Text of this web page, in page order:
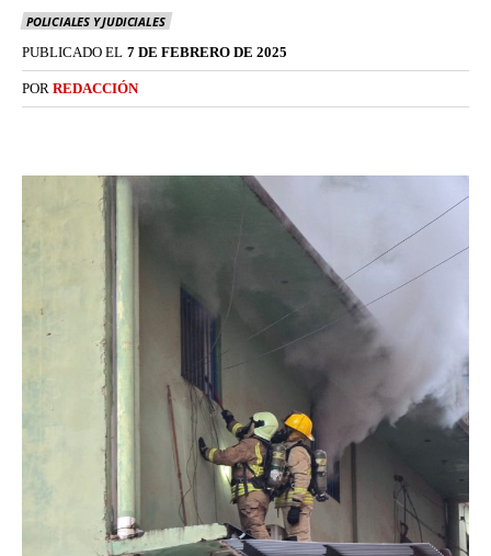
POLICIALES Y JUDICIALES
PUBLICADO EL 7 DE FEBRERO DE 2025
POR REDACCIÓN